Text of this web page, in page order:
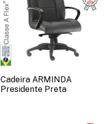
Cadeira ARMINDA
Presidente Preta